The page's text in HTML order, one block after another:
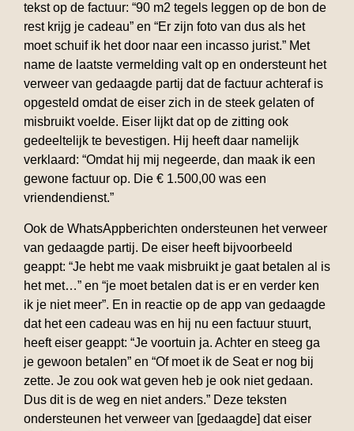
tekst op de factuur: “90 m2 tegels leggen op de bon de
rest krijg je cadeau” en “Er zijn foto van dus als het
moet schuif ik het door naar een incasso jurist.” Met
name de laatste vermelding valt op en ondersteunt het
verweer van gedaagde partij dat de factuur achteraf is
opgesteld omdat de eiser zich in de steek gelaten of
misbruikt voelde. Eiser lijkt dat op de zitting ook
gedeeltelijk te bevestigen. Hij heeft daar namelijk
verklaard: “Omdat hij mij negeerde, dan maak ik een
gewone factuur op. Die € 1.500,00 was een
vriendendienst.”
Ook de WhatsAppberichten ondersteunen het verweer
van gedaagde partij. De eiser heeft bijvoorbeeld
geappt: “Je hebt me vaak misbruikt je gaat betalen al is
het met…” en “je moet betalen dat is er en verder ken
ik je niet meer”. En in reactie op de app van gedaagde
dat het een cadeau was en hij nu een factuur stuurt,
heeft eiser geappt: “Je voortuin ja. Achter en steeg ga
je gewoon betalen” en “Of moet ik de Seat er nog bij
zette. Je zou ook wat geven heb je ook niet gedaan.
Dus dit is de weg en niet anders.” Deze teksten
ondersteunen het verweer van [gedaagde] dat eiser